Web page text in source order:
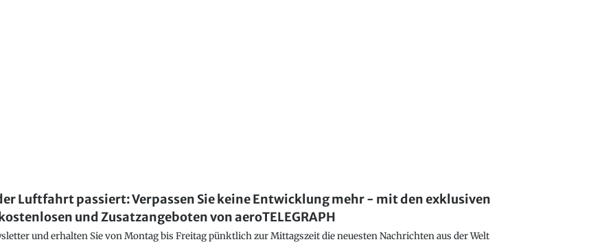
Luftfahrt passiert: Verpassen Sie keine Entwicklung mehr - mit den exklusiven
und Zusatzangeboten von aeroTELEGRAPH
und erhalten Sie von Montag bis Freitag pünktlich zur Mittagszeit die neuesten Nachrichten aus der Welt